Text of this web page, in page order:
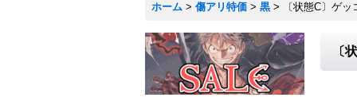
ホーム > 傷アリ特価 > 黒 > 〔状態C〕ゲ
〔